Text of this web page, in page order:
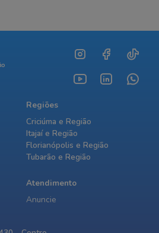
Regiões
Criciúma e Região
Itajaí e Região
Florianópolis e Região
Tubarão e Região
Atendimento
Anuncie